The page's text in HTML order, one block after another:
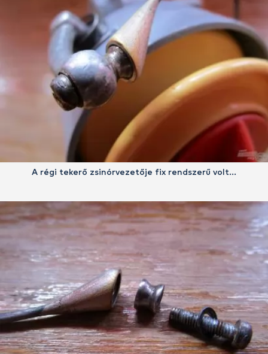
A régi tekerő zsinórvezetője fix rendszerű volt…